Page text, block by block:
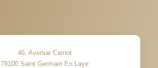
46, Avenue Carnot
78100 Saint Germain En Laye